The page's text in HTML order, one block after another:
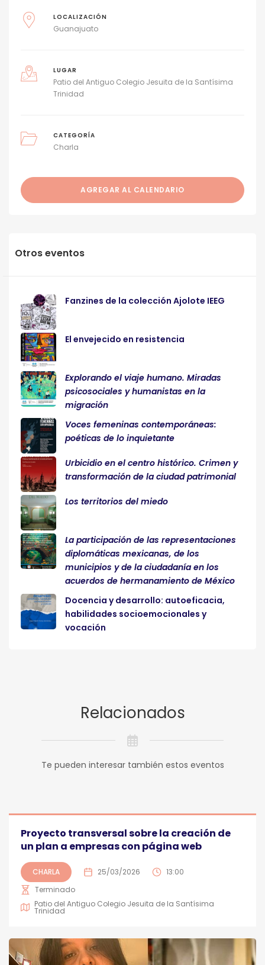
LOCALIZACIÓN
Guanajuato
LUGAR
Patio del Antiguo Colegio Jesuita de la Santísima
Trinidad
CATEGORÍA
Charla
AGREGAR AL CALENDARIO
Otros eventos
Fanzines de la colección Ajolote IEEG
El envejecido en resistencia
Explorando el viaje humano. Miradas
psicosociales y humanistas en la
migración
Voces femeninas contemporáneas:
poéticas de lo inquietante
Urbicidio en el centro histórico. Crimen y
transformación de la ciudad patrimonial
Los territorios del miedo
La participación de las representaciones
diplomáticas mexicanas, de los
municipios y de la ciudadanía en los
acuerdos de hermanamiento de México
Docencia y desarrollo: autoeficacia,
habilidades socioemocionales y
vocación
Relacionados
Te pueden interesar también estos eventos
Proyecto transversal sobre la creación de
un plan a empresas con página web
CHARLA 25/03/2026
13:00
Terminado
Patio del Antiguo Colegio Jesuita de la Santísima
Trinidad